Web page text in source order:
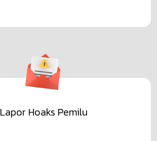
Lapor Hoaks Pemilu